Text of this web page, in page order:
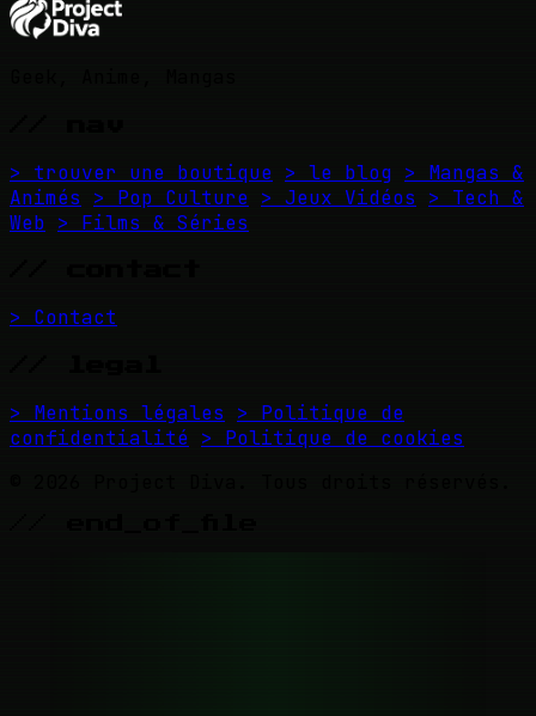
> trouver une boutique > le blog > Mangas &
Animés
> Pop Culture > Jeux Vidéos
> Tech &
Web > Films & Séries
> Contact
> Mentions légales
> Politique de
confidentialité > Politique de cookies